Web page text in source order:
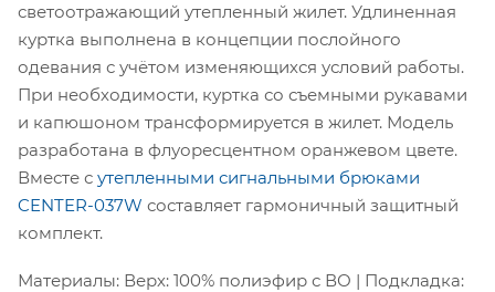
светоотражающий утепленный жилет. Удлиненная
куртка выполнена в концепции послойного
одевания с учётом изменяющихся условий работы.
При необходимости, куртка со съемными рукавами
и капюшоном трансформируется в жилет. Модель
разработана в флуоресцентном оранжевом цвете.
Вместе с утепленными сигнальными брюками
CENTER-037W составляет гармоничный защитный
комплект.
Материалы: Верх: 100% полиэфир с ВО | Подкладка: